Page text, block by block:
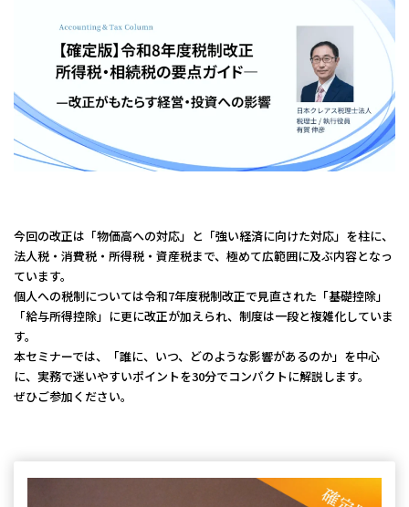
所得税確定申告
生命保険・損害保険の最適化
資産管理会社設立
遺言書作成・家族信託・後見人
相続事前対策
法務サポート
法律相談
医療・介護・福祉の皆様へ
専門分野会計・税務
会計・税務（医科）
会計・税務（歯科）
会計・税務（保育）
会計・税務（公益法人）
医療関連サポート
開業サポート
クリニック承継サポート
人事労務サポート
企業理念
グループ概要
グループの強み
グループ企業一覧
拠点一覧
埼玉川口本部
今回の改正は「物価高への対応」と「強い経済に向けた対応」を柱に、
法人税・消費税・所得税・資産税まで、極めて広範囲に及ぶ内容となっ
ています。
個人への税制については令和7年度税制改正で見直された「基礎控除」
「給与所得控除」に更に改正が加えられ、制度は一段と複雑化していま
す。
本セミナーでは、「誰に、いつ、どのような影響があるのか」を中心
に、実務で迷いやすいポイントを30分でコンパクトに解説します。
ぜひご参加ください。